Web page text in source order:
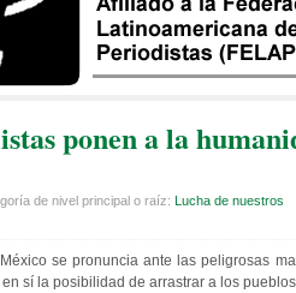
ponen a la
de nivel principal o raíz: Lucha de nuestros
se pronuncia ante las peligrosas
sí la posibilidad de arrastrar a los